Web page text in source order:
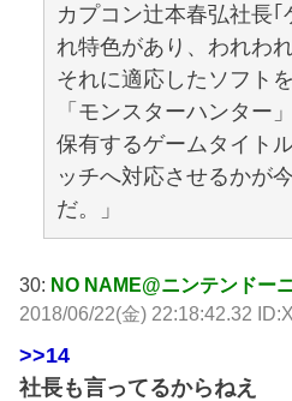
カプコン辻本春弘社長
れ特色があり、われわ
それに適応したソフト
「モンスターハンター
保有するゲームタイト
ッチへ対応させるかが
だ。」
30: NO NAME@ニンテンドー
2018/06/22(金) 22:18:42.32
>>14
社長も言ってるからねえ